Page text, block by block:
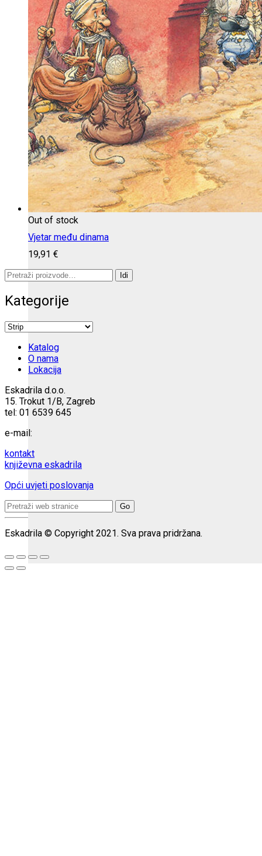
Out of stock
Vjetar među dinama
19,91 €
Pretraži:
Idi
Kategorije
Katalog
O nama
Lokacija
Eskadrila d.o.o.
15. Trokut 1/B, Zagreb
tel: 01 6539 645
e-mail:
kontakt
književna eskadrila
Opći uvjeti poslovanja
Search
for:
Eskadrila © Copyright 2021. Sva prava pridržana.